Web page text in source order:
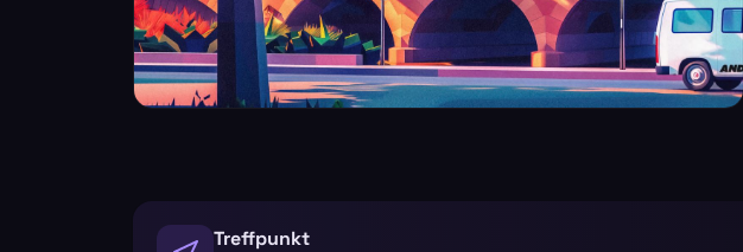
Treffpunkt